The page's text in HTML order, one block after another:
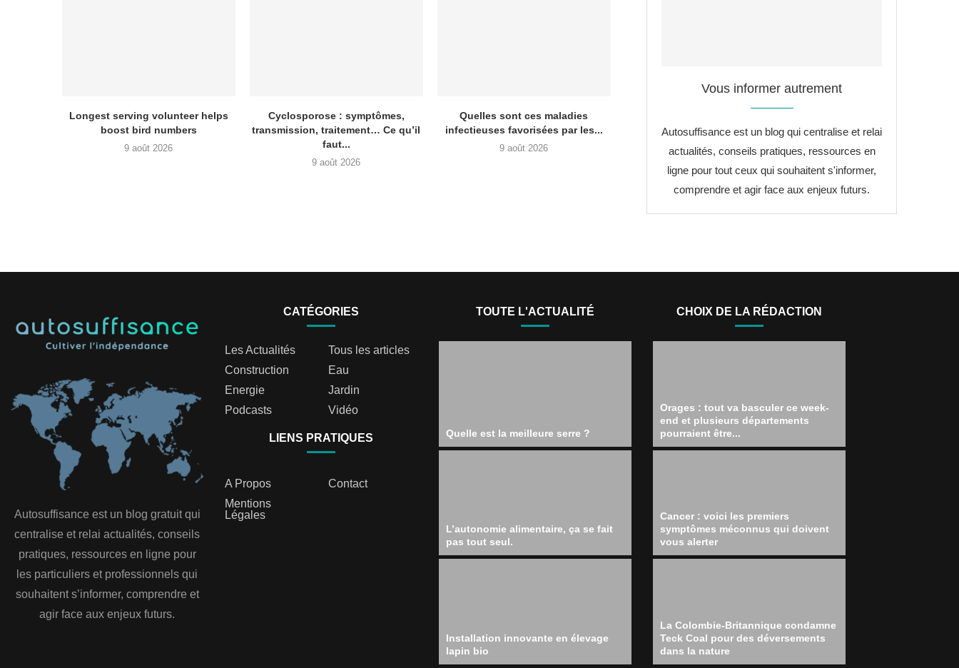
Longest serving volunteer helps
boost bird numbers
9 août 2026
Cyclosporose : symptômes,
transmission, traitement… Ce qu’il
faut...
9 août 2026
Quelles sont ces maladies
infectieuses favorisées par les...
9 août 2026
Vous informer autrement
Autosuffisance est un blog qui centralise et relai
actualités, conseils pratiques, ressources en
ligne pour tout ceux qui souhaitent s'informer,
comprendre et agir face aux enjeux futurs.
Autosuffisance est un blog gratuit qui
centralise et relai actualités, conseils
pratiques, ressources en ligne pour
les particuliers et professionnels qui
souhaitent s’informer, comprendre et
agir face aux enjeux futurs.
CATÉGORIES
Les Actualités
Tous les articles
Construction
Eau
Energie
Jardin
Podcasts
Vidéo
LIENS PRATIQUES
A Propos
Contact
Mentions
Légales
TOUTE L'ACTUALITÉ
Quelle est la meilleure serre ?
L’autonomie alimentaire, ça se fait
pas tout seul.
Installation innovante en élevage
lapin bio
CHOIX DE LA RÉDACTION
Orages : tout va basculer ce week-
end et plusieurs départements
pourraient être...
Cancer : voici les premiers
symptômes méconnus qui doivent
vous alerter
La Colombie-Britannique condamne
Teck Coal pour des déversements
dans la nature